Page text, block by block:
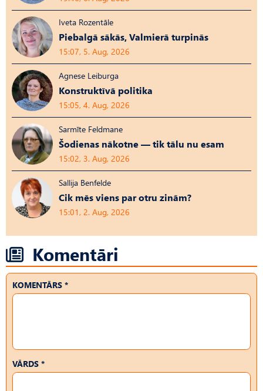
Iveta Rozentāle
Piebalgā sākās, Valmierā turpinās
15:07, 5. Aug, 2026
Agnese Leiburga
Konstruktīvā politika
15:05, 4. Aug, 2026
Sarmīte Feldmane
Šodienas nākotne — tik tālu nu esam
15:02, 3. Aug, 2026
Sallija Benfelde
Cik mēs viens par otru zinām?
15:01, 2. Aug, 2026
Komentāri
KOMENTĀRS *
VĀRDS *